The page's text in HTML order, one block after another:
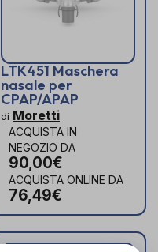
LTK451 Maschera
nasale per
CPAP/APAP
di Moretti
ACQUISTA IN
NEGOZIO DA
90,00€
ACQUISTA ONLINE DA
76,49€